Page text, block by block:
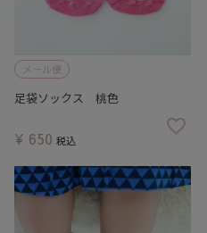
メール便
足袋ソックス 桃色
¥ 650 税込